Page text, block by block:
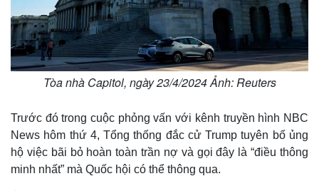
Thế giới
Quan sát
Cuộc sống đó đây
Hồ sơ
Multimedia
Video
Ảnh
E-Magazine
Infographic
Tòa nhà Capitol, ngày 23/4/2024 Ảnh: Reuters
Trước đó trong cuộc phỏng vấn với kênh truyền hình NBC
News hôm thứ 4, Tổng thống đắc cử Trump tuyên bố ủng
hộ việc bãi bỏ hoàn toàn trần nợ và gọi đây là “điều thông
minh nhất” mà Quốc hội có thể thông qua.